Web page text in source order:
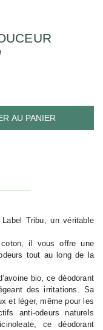
AU PANIER
Tribu, un véritable
il vous offre une
tout au long de la
bio, ce déodorant
des irritations. Sa
et léger, même pour les
anti-odeurs naturels
ce déodorant